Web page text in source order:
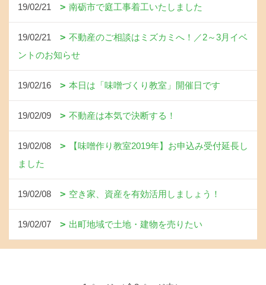
19/02/21 南砺市で庭工事着工いたしました
19/02/21
不動産のご相談はミズカミへ！／2～3月イベ
ントのお知らせ
19/02/16 本日は「味噌づくり教室」開催日です
19/02/09 不動産は本気で決断する！
19/02/08
【味噌作り教室2019年】お申込み受付延長し
ました
19/02/08 空き家、資産を有効活用しましょう！
19/02/07 出町地域で土地・建物を売りたい